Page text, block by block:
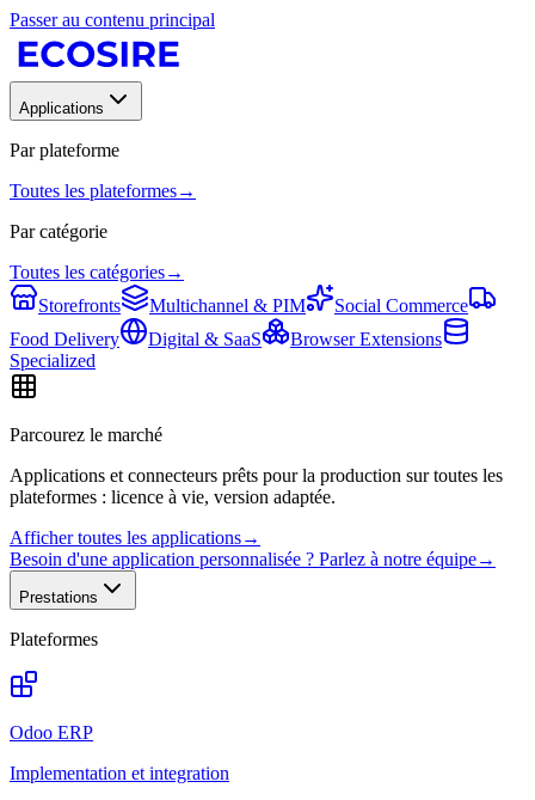
Passer au contenu principal
Applications
Par plateforme
Toutes les plateformes→
Par catégorie
Toutes les catégories→
Storefronts
Multichannel & PIM
Social Commerce
Food Delivery
Digital & SaaS
Browser Extensions
Specialized
Parcourez le marché
Applications et connecteurs prêts pour la production sur toutes les
plateformes : licence à vie, version adaptée.
Afficher toutes les applications→
Besoin d'une application personnalisée ? Parlez à notre équipe→
Prestations
Plateformes
Odoo ERP
Implementation et integration